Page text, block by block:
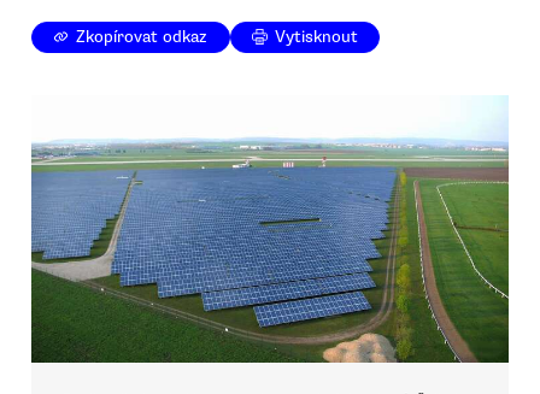
Zkopírovat odkaz Vytisknout